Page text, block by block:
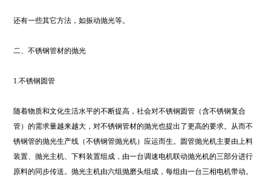
还有一些其它方法，如振动抛光等。
二、不锈钢管材的抛光
1.不锈钢圆管
随着物质和文化生活水平的不断提高，社会对不锈钢圆管（含不锈钢复合
管）的需求量越来越大，对不锈钢管材的抛光也提出了更高的要求。从而不
锈钢管的抛光生产线（不锈钢管抛光机）应运而生。圆管抛光机主要由上料
装置、抛光主机、下料装置组成，由一台调速电机联动抛光机的三部分进行
原料的同步传送。抛光主机由六组抛磨头组成，每组由一台三相电机带动。